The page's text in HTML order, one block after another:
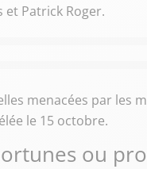
et Patrick Roger.
menacées par les
le 15 octobre.
ou